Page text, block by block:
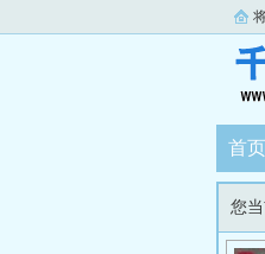
首页
您当